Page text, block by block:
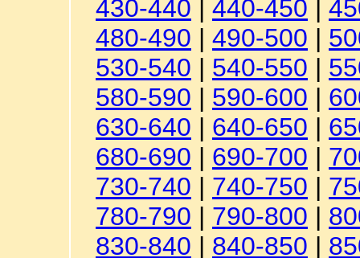
430-440 | 440-450 |
480-490 | 490-500 |
530-540 | 540-550 |
580-590 | 590-600 |
630-640 | 640-650 |
680-690 | 690-700 |
730-740 | 740-750 |
780-790 | 790-800 |
830-840 | 840-850 |